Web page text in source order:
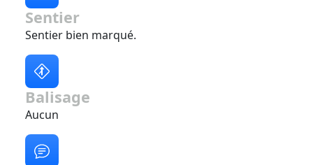
Sentier
Sentier bien marqué.
Balisage
Aucun